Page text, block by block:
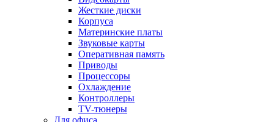
Жесткие диски
Корпуса
Материнские платы
Звуковые карты
Оперативная память
Приводы
Процессоры
Охлаждение
Контроллеры
TV-тюнеры
Для офиса